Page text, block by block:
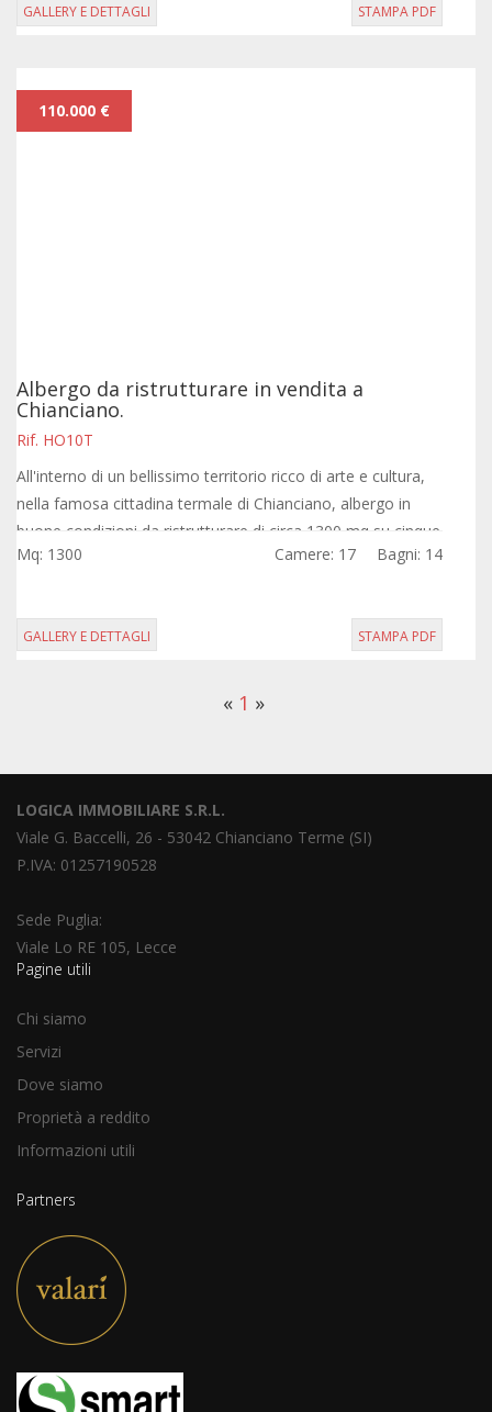
GALLERY E DETTAGLI STAMPA PDF
110.000 €
Albergo da ristrutturare in vendita a
Chianciano.
Rif. HO10T
All'interno di un bellissimo territorio ricco di arte e cultura,
nella famosa cittadina termale di Chianciano, albergo in
buone condizioni da ristrutturare di circa 1300 mq su cinque
livelli, che...
Mq: 1300 Camere: 17 Bagni: 14
GALLERY E DETTAGLI STAMPA PDF
« 1 »
LOGICA IMMOBILIARE S.R.L.
Viale G. Baccelli, 26 - 53042 Chianciano Terme (SI)
P.IVA: 01257190528
Sede Puglia:
Viale Lo RE 105, Lecce
Pagine utili
Chi siamo
Servizi
Dove siamo
Proprietà a reddito
Informazioni utili
Partners